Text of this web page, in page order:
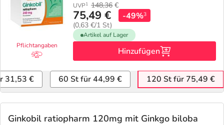
Pflichtangaben
UVP1 148,36 €
75,49 €
(0,63 €/1 St)
-49%3
Artikel auf Lager
Hinzufügen
31,53 € 60 St für 44,99 € 120 St für 75,49 €
Ginkobil ratiopharm 120mg mit Ginkgo biloba